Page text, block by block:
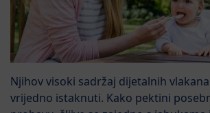
Njihov visoki sadržaj dijetalnih
vrijedno istaknuti. Kako pektini